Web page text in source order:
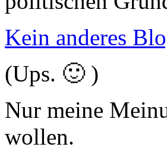
Kein anderes
(Ups. 🙂 )
Nur meine
wollen.